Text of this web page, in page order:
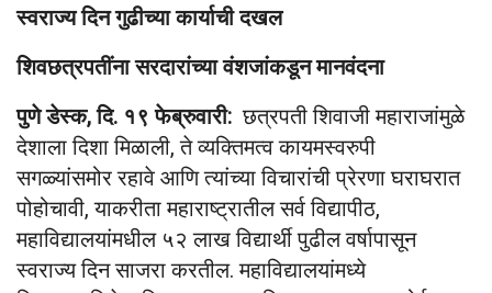
स्वराज्य दिन गुढीच्या कार्याची दखल
शिवछत्रपतींना सरदारांच्या वंशजांकडून मानवंदना
पुणे डेस्क, दि. १९ फेब्रुवारी: छत्रपती शिवाजी महाराजांमुळे
देशाला दिशा मिळाली, ते व्यक्तिमत्व कायमस्वरुपी
सगळ्यांसमोर रहावे आणि त्यांच्या विचारांची प्रेरणा घराघरात
पोहोचावी, याकरीता महाराष्ट्रातील सर्व विद्यापीठ,
महाविद्यालयांमधील ५२ लाख विद्यार्थी पुढील वर्षापासून
स्वराज्य दिन साजरा करतील. महाविद्यालयांमध्ये